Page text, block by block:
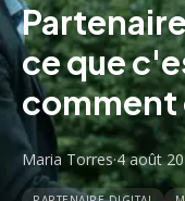
ce que
comment
Maria Torres·4 août